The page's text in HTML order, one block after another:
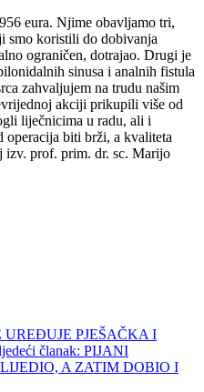
eura. Njime obavljamo tri,
smo koristili do dobivanja
ograničen, dotrajao. Drugi je
sinusa i analnih fistula
zahvaljujem na trudu našim
akciji prikupili više od
liječnicima u radu, ali i
operacija biti brži, a kvaliteta
izv. prof. prim. dr. sc. Marijo
UREĐUJE PJEŠAČKA I
članak: PIJANI
A ZATIM DOBIO I